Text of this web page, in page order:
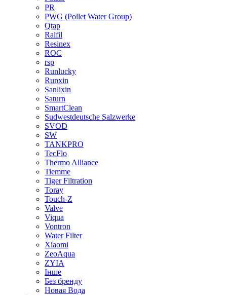
PR
PWG (Pollet Water Group)
Qtap
Raifil
Resinex
ROC
rsp
Runlucky
Runxin
Sanlixin
Saturn
SmartClean
Sudwestdeutsche Salzwerke
SVOD
SW
TANKPRO
TecFlo
Thermo Alliance
Tiemme
Tiger Filtration
Toray
Touch-Z
Valve
Viqua
Vontron
Water Filter
Xiaomi
ZeoAqua
ZYIA
Інше
Без бренду
Новая Вода